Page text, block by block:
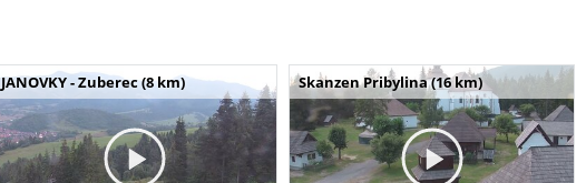
JANOVKY - Zuberec (8 km) Skanzen Pribylina (16 km)